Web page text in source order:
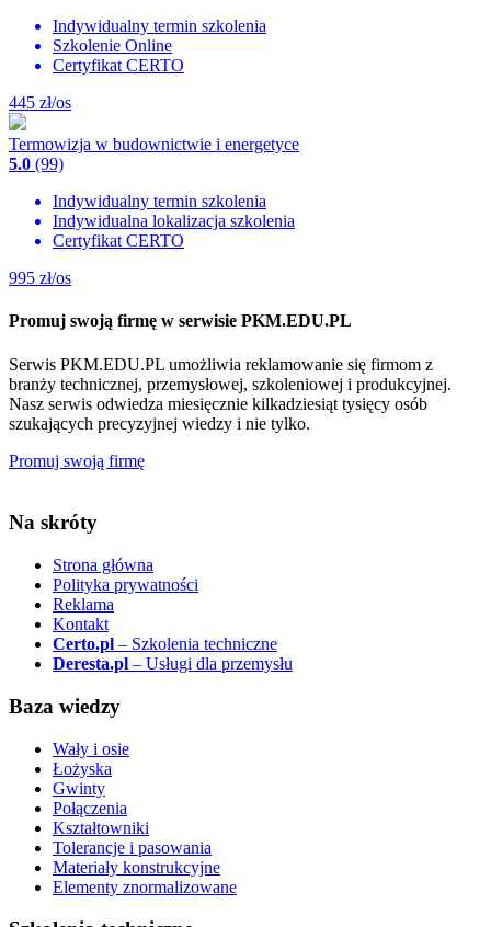
Indywidualny termin szkolenia
Szkolenie Online
Certyfikat CERTO
445 zł/os
Termowizja w budownictwie i energetyce
5.0 (99)
Indywidualny termin szkolenia
Indywidualna lokalizacja szkolenia
Certyfikat CERTO
995 zł/os
Promuj swoją firmę w serwisie PKM.EDU.PL
Serwis PKM.EDU.PL umożliwia reklamowanie się firmom z
branży technicznej, przemysłowej, szkoleniowej i produkcyjnej.
Nasz serwis odwiedza miesięcznie kilkadziesiąt tysięcy osób
szukających precyzyjnej wiedzy i nie tylko.
Promuj swoją firmę
Na skróty
Strona główna
Polityka prywatności
Reklama
Kontakt
Certo.pl – Szkolenia techniczne
Deresta.pl – Usługi dla przemysłu
Baza wiedzy
Wały i osie
Łożyska
Gwinty
Połączenia
Kształtowniki
Tolerancje i pasowania
Materiały konstrukcyjne
Elementy znormalizowane